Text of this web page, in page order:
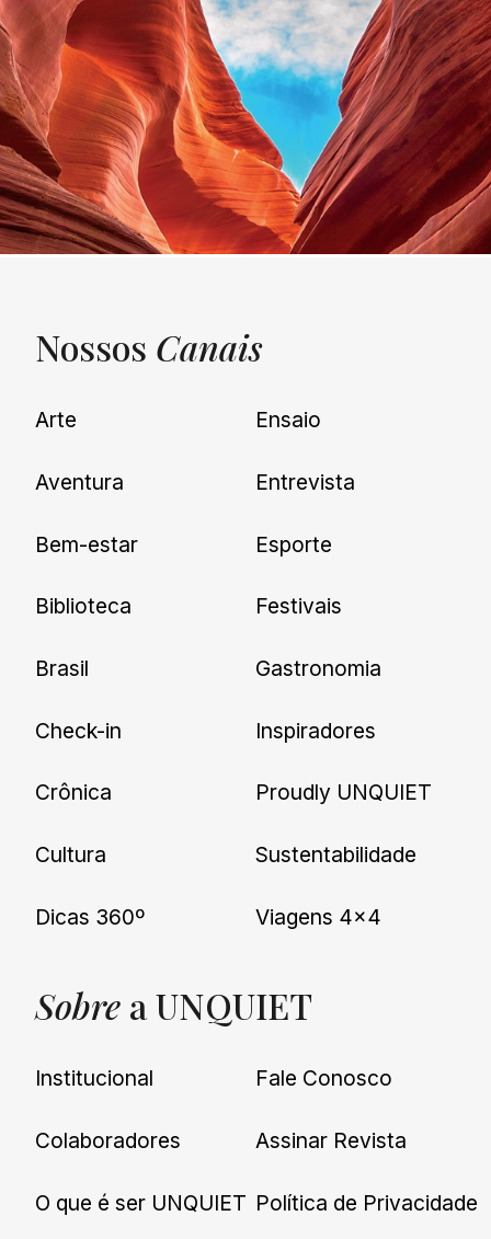
UNQUIET
Newsletter
nossas novidades.
Nossos Canais
Arte
Aventura
Bem-estar
Biblioteca
Brasil
Check-in
Crônica
Cultura
Dicas 360º
Ensaio
Entrevista
Esporte
Festivais
Gastronomia
Inspiradores
Proudly UNQUIET
Sustentabilidade
Viagens 4×4
Sobre a UNQUIET
Institucional
Colaboradores
O que é ser UNQUIET
Fale Conosco
Assinar Revista
Política de Privacidade